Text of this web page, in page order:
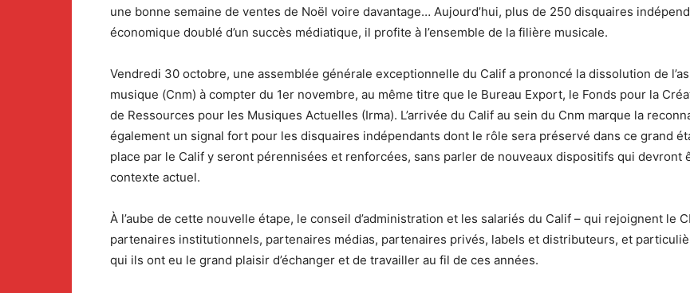
une bonne semaine de ventes de Noël voire davantage… Aujourd’hui, plus de 250 disquaires
économique doublé d’un succès médiatique, il profite à l’ensemble de la filière musicale.
Vendredi 30 octobre, une assemblée générale exceptionnelle du Calif a prononcé la dissolution de
musique (Cnm) à compter du 1er novembre, au même titre que le Bureau Export, le Fonds pour la
de Ressources pour les Musiques Actuelles (Irma). L’arrivée du Calif au sein du Cnm marque la
également un signal fort pour les disquaires indépendants dont le rôle sera préservé dans ce grand
place par le Calif y seront pérennisées et renforcées, sans parler de nouveaux dispositifs qui
contexte actuel.
À l’aube de cette nouvelle étape, le conseil d’administration et les salariés du Calif – qui rejoignent le
partenaires institutionnels, partenaires médias, partenaires privés, labels et distributeurs, et
qui ils ont eu le grand plaisir d’échanger et de travailler au fil de ces années.